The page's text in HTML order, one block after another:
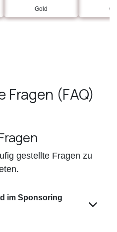
(FAQ)
gestellte Fragen zu
im Sponsoring